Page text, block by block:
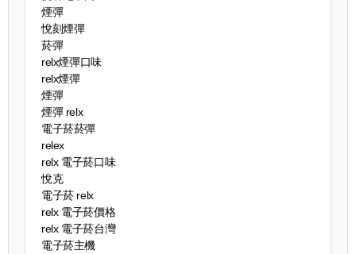
煙彈
悅刻煙彈
菸彈
relx煙彈口味
relx煙彈
煙彈
煙彈 relx
電子菸菸彈
relex
relx 電子菸口味
悅克
電子菸 relx
relx 電子菸價格
relx 電子菸台灣
電子菸主機